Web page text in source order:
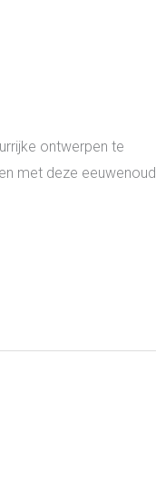
ontwerpen te
met deze